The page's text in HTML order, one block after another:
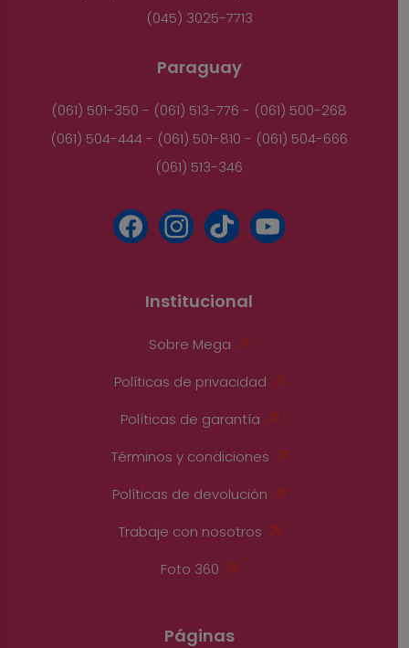
(045) 3025-7713
Paraguay
(061) 501-350 - (061) 513-776 - (061) 500-268
(061) 504-444 - (061) 501-810 - (061) 504-666
(061) 513-346
Institucional
Sobre Mega
Políticas de privacidad
Políticas de garantía
Términos y condiciones
Políticas de devolución
Trabaje con nosotros
Foto 360
Páginas